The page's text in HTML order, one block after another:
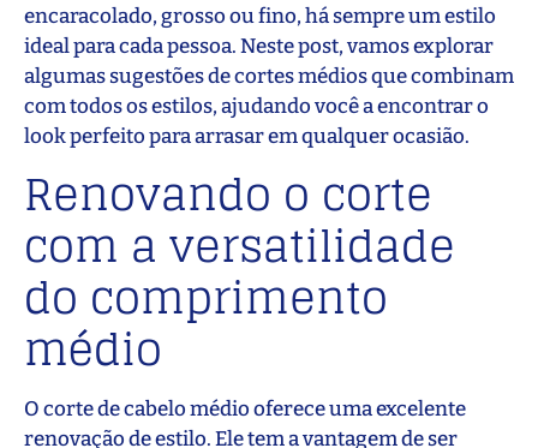
encaracolado, grosso ou fino, há sempre um estilo
ideal para cada pessoa. Neste post, vamos explorar
algumas sugestões de cortes médios que combinam
com todos os estilos, ajudando você a encontrar o
look perfeito para arrasar em qualquer ocasião.
Renovando o corte
com a versatilidade
do comprimento
médio
O corte de cabelo médio oferece uma excelente
renovação de estilo. Ele tem a vantagem de ser